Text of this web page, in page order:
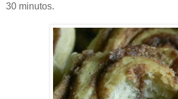
30 minutos.